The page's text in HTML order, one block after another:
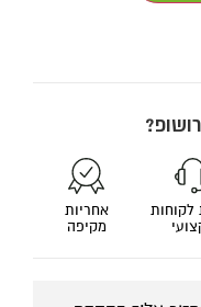
לקוחות
אחריות
מקיפה